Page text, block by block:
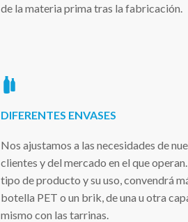
de la materia prima tras la fabricación.
DIFERENTES ENVASES
Nos ajustamos a las necesidades de
clientes y del mercado en el que operan.
tipo de producto y su uso, convendrá
botella PET o un brik, de una u otra
mismo con las tarrinas.